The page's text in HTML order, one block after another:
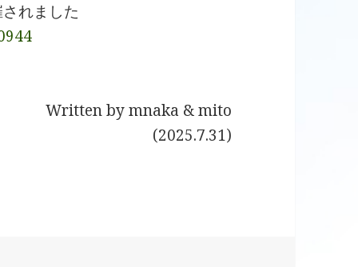
れました
Written by mnaka & mito
(2025.7.31)